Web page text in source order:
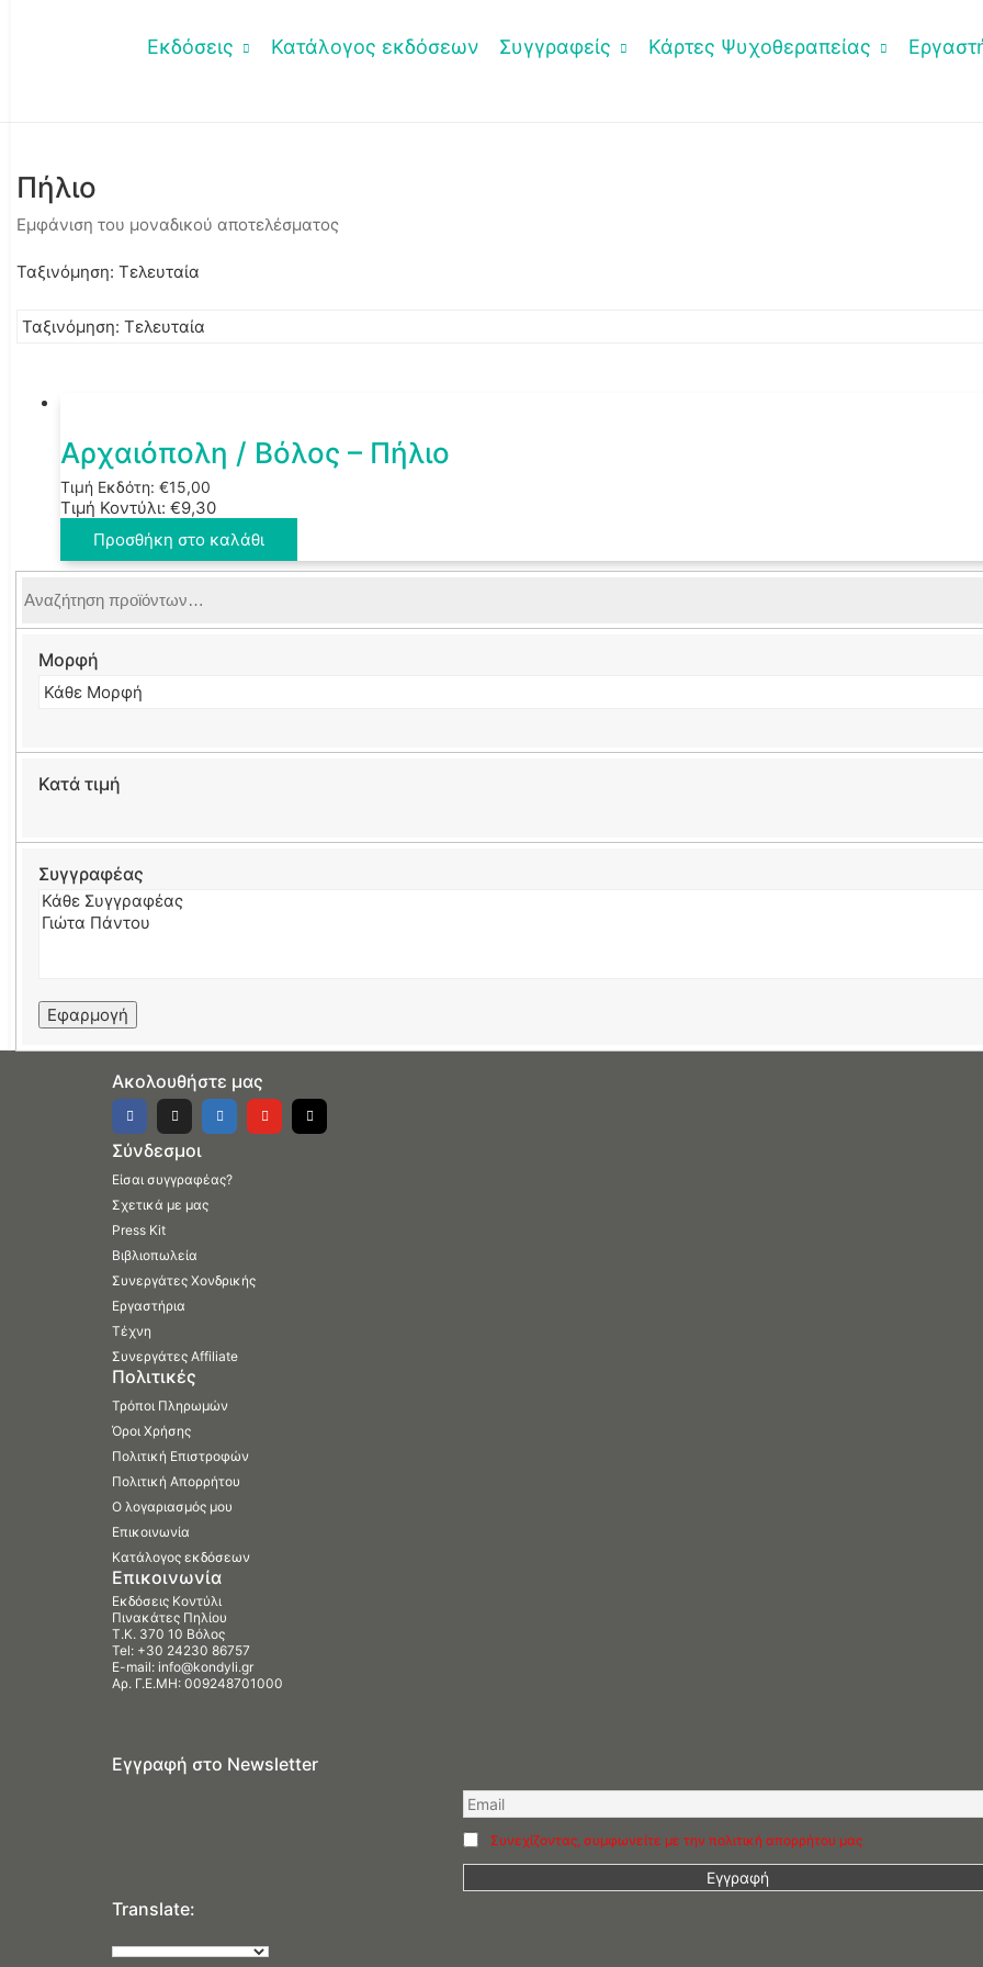
Εκδόσεις Κατάλογος εκδόσεων Συγγραφείς Κάρτες Ψυχοθεραπείας
Πήλιο
Εμφάνιση του μοναδικού αποτελέσματος
Ταξινόμηση: Τελευταία
Αρχαιόπολη / Βόλος – Πήλιο
Τιμή Εκδότη: €15,00
Τιμή Κοντύλι: €9,30
Προσθήκη στο καλάθι
για:
Μορφή
Κατά τιμή
Συγγραφέας
Εφαρμογή
Ακολουθήστε μας
Σύνδεσμοι
Είσαι συγγραφέας?
Σχετικά με μας
Press Kit
Βιβλιοπωλεία
Συνεργάτες Χονδρικής
Εργαστήρια
Τέχνη
Συνεργάτες Affiliate
Πολιτικές
Τρόποι Πληρωμών
Όροι Χρήσης
Πολιτική Επιστροφών
Πολιτική Απορρήτου
Ο λογαριασμός μου
Επικοινωνία
Κατάλογος εκδόσεων
Επικοινωνία
Εκδόσεις Κοντύλι
Πινακάτες Πηλίου
Τ.Κ. 370 10 Βόλος
Tel: +30 24230 86757
E-mail: info@kondyli.gr
Αρ. Γ.Ε.ΜΗ: 009248701000
Εγγραφή στο Newsletter
Συνεχίζοντας, συμφωνείτε με την πολιτική απορρήτου μας
Translate: